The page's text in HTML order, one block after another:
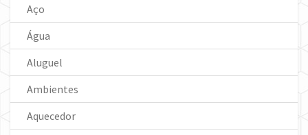
Aço
Água
Aluguel
Ambientes
Aquecedor